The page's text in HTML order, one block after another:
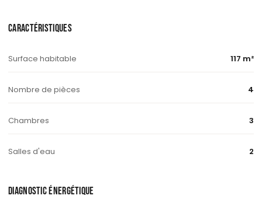
CARACTÉRISTIQUES
Surface habitable 117 m²
Nombre de pièces 4
Chambres 3
Salles d'eau 2
DIAGNOSTIC ÉNERGÉTIQUE